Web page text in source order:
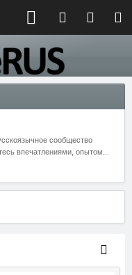
сообщество
впечатлениями, опытом...